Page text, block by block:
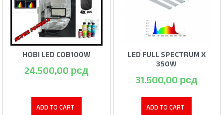
HOBI LED COB100W
24.500,00 рсд
ADD TO CART
LED FULL SPECTRUM X
350W
31.500,00 рсд
ADD TO CART